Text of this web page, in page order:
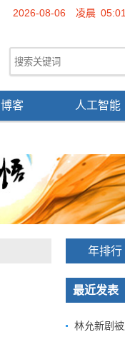
2026-08-06 凌晨 05:01
博客 人工智能
年排行
最近发表